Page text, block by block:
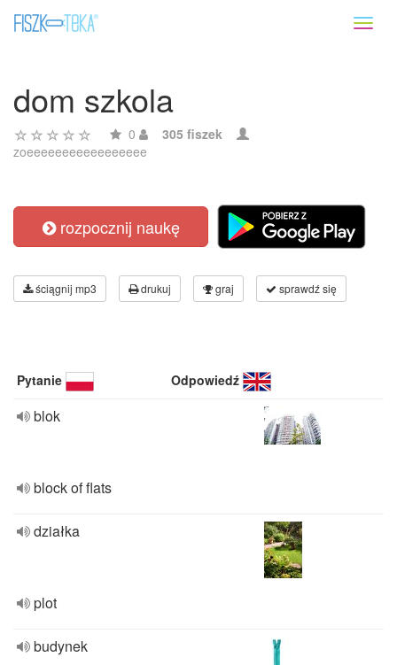
dom szkola
0
305 fiszek
zoeeeeeeeeeeeeeeeee
rozpocznij naukę
ściągnij mp3 drukuj graj sprawdź się
Pytanie Odpowiedź
blok
block of flats
działka
plot
budynek